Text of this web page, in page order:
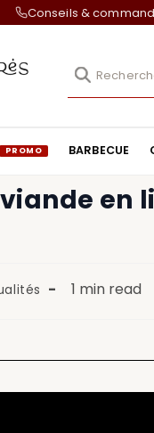
Conseils &
BARBECUE
en
1 min read